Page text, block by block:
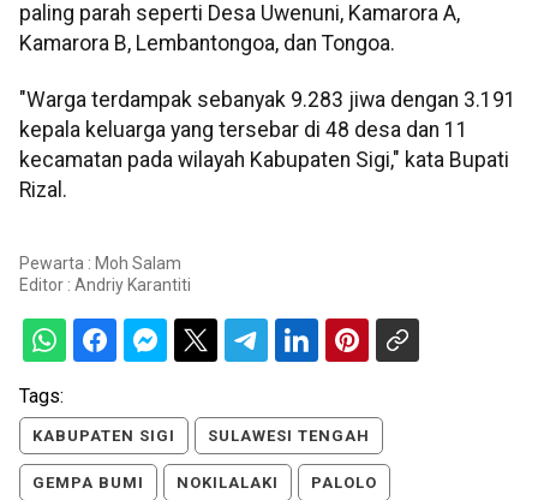
paling parah seperti Desa Uwenuni, Kamarora A,
Kamarora B, Lembantongoa, dan Tongoa.
"Warga terdampak sebanyak 9.283 jiwa dengan 3.191
kepala keluarga yang tersebar di 48 desa dan 11
kecamatan pada wilayah Kabupaten Sigi," kata Bupati
Rizal.
Pewarta : Moh Salam
Editor : Andriy Karantiti
Tags:
KABUPATEN SIGI SULAWESI TENGAH
GEMPA BUMI NOKILALAKI PALOLO